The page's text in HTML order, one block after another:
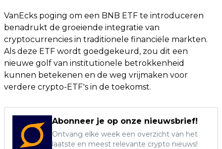
VanEcks poging om een BNB ETF te introduceren
benadrukt de groeiende integratie van
cryptocurrencies in traditionele financiële markten.
Als deze ETF wordt goedgekeurd, zou dit een
nieuwe golf van institutionele betrokkenheid
kunnen betekenen en de weg vrijmaken voor
verdere crypto-ETF's in de toekomst.
Abonneer je op onze nieuwsbrief!
Ontvang elke week een overzicht van het
laatste en meest relevante crypto nieuws!